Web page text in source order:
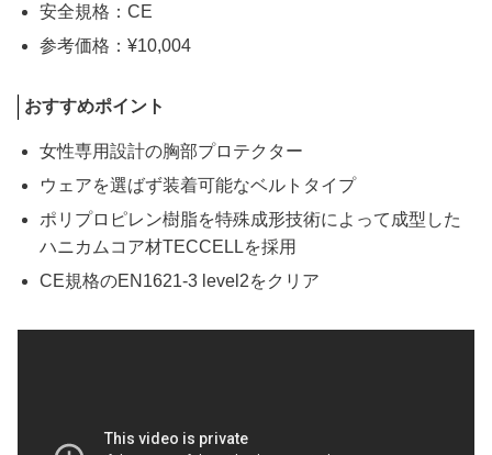
安全規格：CE
参考価格：¥10,004
おすすめポイント
女性専用設計の胸部プロテクター
ウェアを選ばず装着可能なベルトタイプ
ポリプロピレン樹脂を特殊成形技術によって成型した
ハニカムコア材TECCELLを採用
CE規格のEN1621-3 level2をクリア